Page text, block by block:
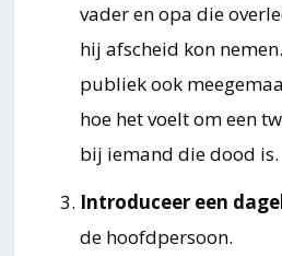
vader en opa die
hij afscheid kon
publiek ook
hoe het voelt om een
bij iemand die dood is.
Introduceer een
de hoofdpersoon.